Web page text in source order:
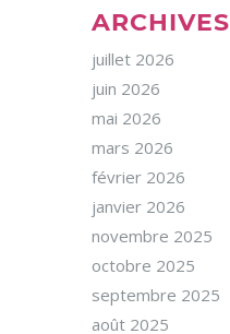
ARCHIVES
juillet 2026
juin 2026
mai 2026
mars 2026
février 2026
janvier 2026
novembre 2025
octobre 2025
septembre 2025
août 2025